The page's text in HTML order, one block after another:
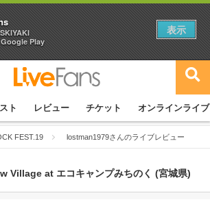
ト レビュー チケット オンラインライブ
FEST.19 lostman1979さんのライブレビュー
Village at エコキャンプみちのく (宮城県)
Play
表示